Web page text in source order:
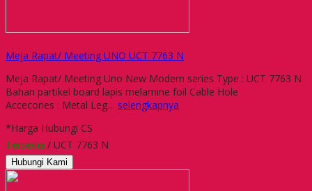
Meja Rapat/ Meeting UNO UCT 7763 N
Meja Rapat/ Meeting Uno New Modern series Type : UCT 7763 N
Bahan partikel board lapis melamine foil Cable Hole
Accecories : Metal Leg… selengkapnya
*Harga Hubungi CS
Tersedia / UCT 7763 N
Hubungi Kami